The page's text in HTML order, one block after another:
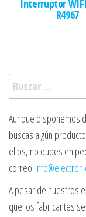
Interruptor
R4967
Buscar:
Aunque disponemos
buscas algún
ellos, no dudes en
correo
A pesar de nuestros
que los fabricantes